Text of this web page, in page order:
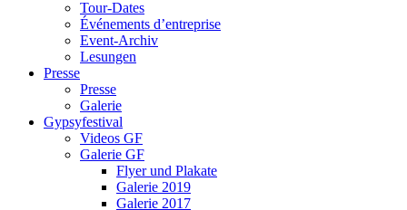
Tour-Dates
Événements d’entreprise
Event-Archiv
Lesungen
Presse
Presse
Galerie
Gypsyfestival
Videos GF
Galerie GF
Flyer und Plakate
Galerie 2019
Galerie 2017